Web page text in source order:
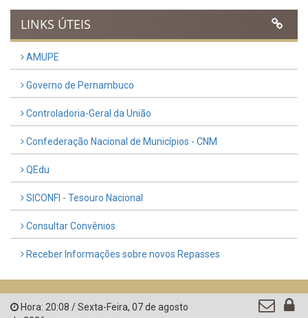
LINKS ÚTEIS
AMUPE
Governo de Pernambuco
Controladoria-Geral da União
Confederação Nacional de Municípios - CNM
QEdu
SICONFI - Tesouro Nacional
Consultar Convênios
Receber Informações sobre novos Repasses
Hora: 20:08 /Sexta-Feira, 07 de agosto